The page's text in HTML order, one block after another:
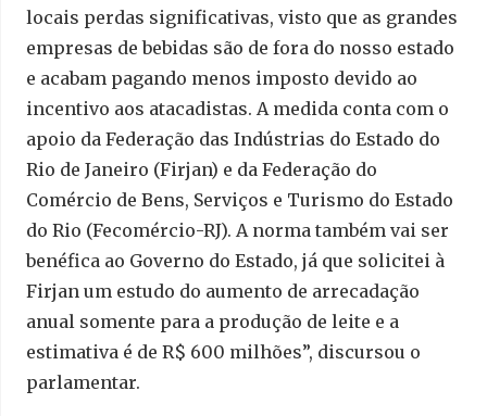
locais perdas significativas, visto que as grandes
empresas de bebidas são de fora do nosso estado
e acabam pagando menos imposto devido ao
incentivo aos atacadistas. A medida conta com o
apoio da Federação das Indústrias do Estado do
Rio de Janeiro (Firjan) e da Federação do
Comércio de Bens, Serviços e Turismo do Estado
do Rio (Fecomércio-RJ). A norma também vai ser
benéfica ao Governo do Estado, já que solicitei à
Firjan um estudo do aumento de arrecadação
anual somente para a produção de leite e a
estimativa é de R$ 600 milhões”, discursou o
parlamentar.